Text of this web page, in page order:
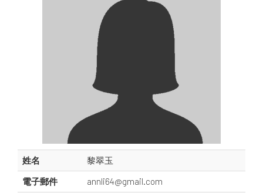
姓名
黎翠玉
電子郵件
annli64@gmail.com